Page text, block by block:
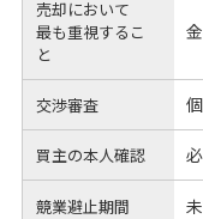
売却において
最も重視するこ
と
交渉審査
買主の本人確認
競業避止期間